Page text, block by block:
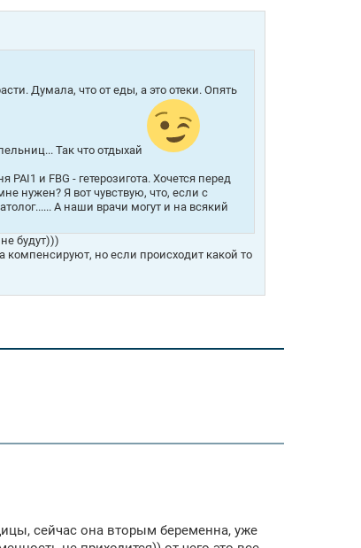
Думала, что от еды, а это отеки. Опять
Так что отдыхай
и FBG - гетерозигота. Хочется перед
нужен? Я вот чувствую, что, если с
А наши врачи могут и на всякий
будут)))
компенсируют, но если происходит какой то
сейчас она вторым беременна, уже